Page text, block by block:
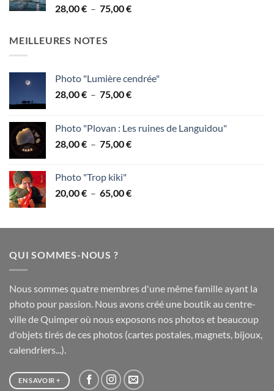
à
28,00€ – 75,00€Plage
MEILLEURES NOTES
Photo "Lumière cendrée"
28,00€ – 75,00€Plage
28,00 €
à
Photo "Plovan : Les ruines de Languidou"
28,00€ – 75,00€Plage
à
Photo "Trop kiki"
20,00€ – 65,00€Plage
20,00 €
QUI SOMMES-NOUS ?
Nous sommes quatre membres d'une même famille ayant la
photo pour passion. Nous avons créé une boutik au centre-
ville de Quimper où nous exposons nos photos et beaucoup
d'objets tirés de ces photos (cartes postales, magnets, bijoux,
calendriers...).
EN SAVOIR +